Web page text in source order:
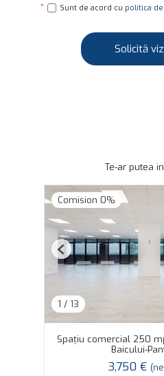
Sunt de acord cu politica
Solicită
Te-ar putea
Comision 0%
1 / 13
Previous
Spațiu comercial 250
Baicului-
3,750 €